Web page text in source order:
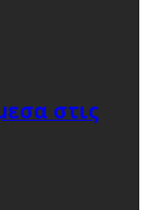
στις